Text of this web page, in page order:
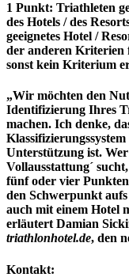
1 Punkt: Triathleten
des Hotels / des
geeignetes Hotel /
der anderen Kriterien
sonst kein Kriterium
„Wir möchten den
Identifizierung Ihres
machen. Ich denke,
Unterstützung ist.
Vollausstattung´
fünf oder vier Punkten
den Schwerpunkt
auch mit einem Hotel
erläutert Damian
triathlonhotel.de, den
Kontakt: